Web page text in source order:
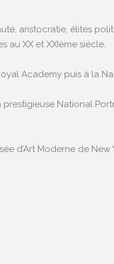
aristocratie, élites
au XX et XXIème siècle.
Academy puis à la
National
d’Art Moderne de